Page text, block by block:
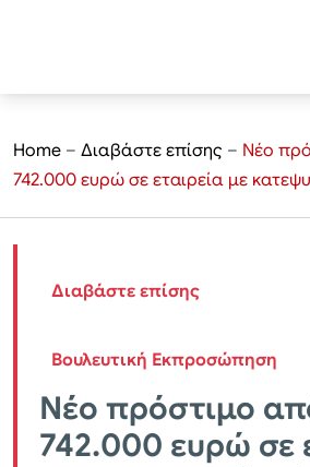
Home – Διαβάστε επίσης – Νέο
742.000 ευρώ σε εταιρεία με
Διαβάστε επίσης
Βουλευτική Εκπροσώπηση
Νέο πρόστιμο
742.000 ευρώ σε